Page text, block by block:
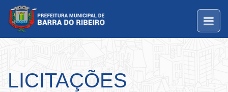
LICITAÇÕES